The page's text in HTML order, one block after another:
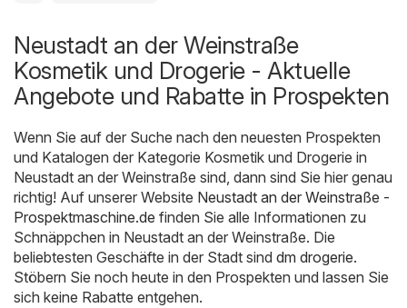
Neustadt an der Weinstraße
Kosmetik und Drogerie - Aktuelle
Angebote und Rabatte in Prospekten
Wenn Sie auf der Suche nach den neuesten Prospekten
und Katalogen der Kategorie Kosmetik und Drogerie in
Neustadt an der Weinstraße sind, dann sind Sie hier genau
richtig! Auf unserer Website Neustadt an der Weinstraße -
Prospektmaschine.de finden Sie alle Informationen zu
Schnäppchen in Neustadt an der Weinstraße. Die
beliebtesten Geschäfte in der Stadt sind dm drogerie.
Stöbern Sie noch heute in den Prospekten und lassen Sie
sich keine Rabatte entgehen.